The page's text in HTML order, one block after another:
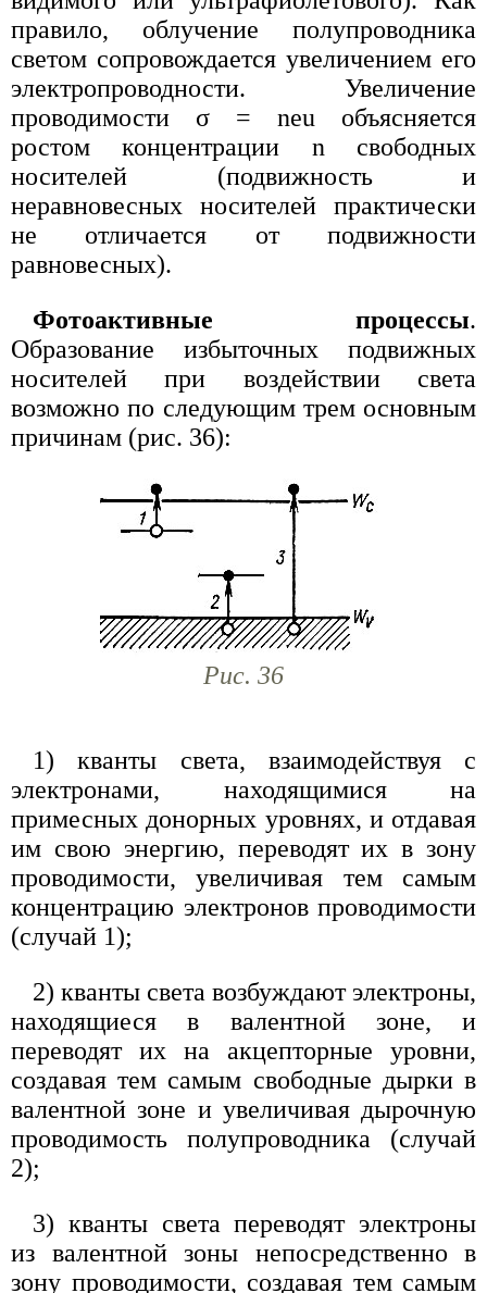
правило, облучение полупроводника
светом сопровождается увеличением его
электропроводности. Увеличение
проводимости σ = neu объясняется
ростом концентрации n свободных
носителей (подвижность и
неравновесных носителей практически
не отличается от подвижности
равновесных).
Фотоактивные процессы.
Образование избыточных подвижных
носителей при воздействии света
возможно по следующим трем основным
причинам (рис. 36):
Рис. 36
1) кванты света, взаимодействуя с
электронами, находящимися на
примесных донорных уровнях, и отдавая
им свою энергию, переводят их в зону
проводимости, увеличивая тем самым
концентрацию электронов проводимости
(случай 1);
2) кванты света возбуждают электроны,
находящиеся в валентной зоне, и
переводят их на акцепторные уровни,
создавая тем самым свободные дырки в
валентной зоне и увеличивая дырочную
проводимость полупроводника (случай
2);
3) кванты света переводят электроны
из валентной зоны непосредственно в
зону проводимости, создавая тем самым